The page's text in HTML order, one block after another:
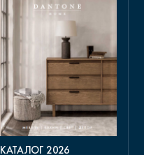
КАТАЛОГ 2026